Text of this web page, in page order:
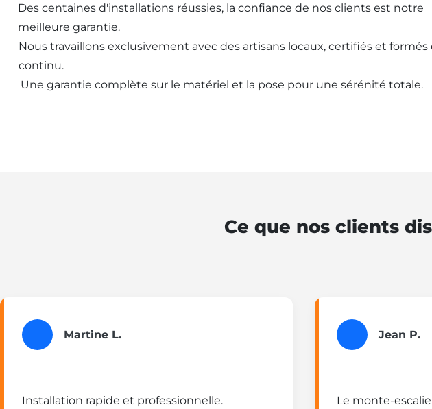
Des centaines d'installations réussies, la confiance de nos clients est notre
meilleure garantie.
Nous travaillons exclusivement avec des artisans locaux, certifiés et formés
continu.
Une garantie complète sur le matériel et la pose pour une sérénité totale.
Ce que nos clients
Martine L.
Installation rapide et professionnelle.
Jean P.
Le monte-